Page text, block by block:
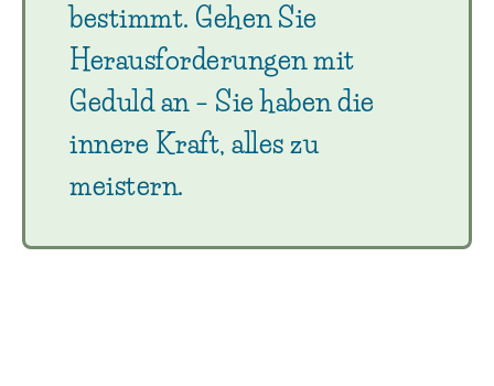
bestimmt. Gehen Sie
Herausforderungen mit
Geduld an – Sie haben die
innere Kraft, alles zu
meistern.